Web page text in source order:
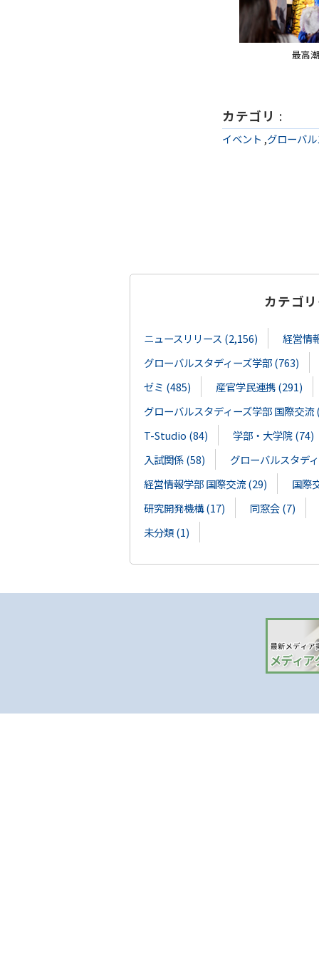
最高
カテゴリ :
イベント ,グローバ
カテゴ
ニュースリリース (2,156)
経営情
グローバルスタディーズ学部 (763)
ゼミ (485)
産官学民連携 (291)
グローバルスタディーズ学部 国際交流
T-Studio (84)
学部・大学院 (74)
入試関係 (58)
グローバルスタデ
経営情報学部 国際交流 (29)
国際
研究開発機構 (17)
同窓会 (7)
未分類 (1)